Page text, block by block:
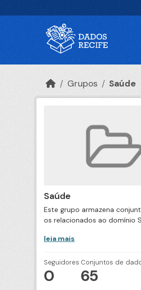
Grupos Saúde
Saúde
Este grupo armazena
os relacionados ao domínio
leia mais
Seguidores
0
Conjuntos de
65